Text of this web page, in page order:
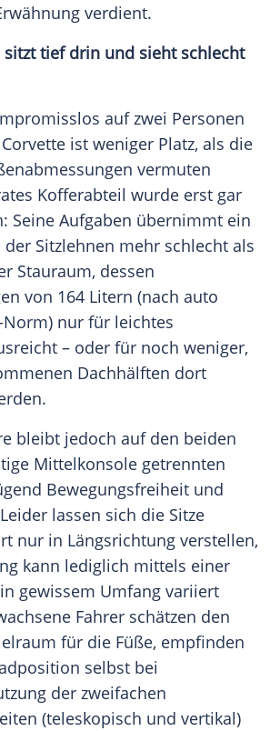
verdient.
tief drin und sieht schlecht
auf zwei Personen
ist weniger Platz, als die
vermuten
Kofferabteil wurde erst gar
Seine Aufgaben übernimmt ein
Sitzlehnen mehr schlecht als
Stauraum, dessen
von 164 Litern (nach auto
nur für leichtes
– oder für noch weniger,
Dachhälften dort
bleibt jedoch auf den beiden
Mittelkonsole getrennten
Bewegungsfreiheit und
lassen sich die Sitze
nur in Längsrichtung verstellen,
kann lediglich mittels einer
gewissem Umfang variiert
Fahrer schätzen den
für die Füße, empfinden
selbst bei
der zweifachen
(teleskopisch und vertikal)